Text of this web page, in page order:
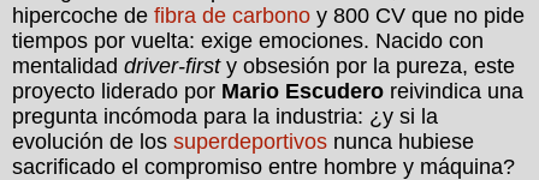
hipercoche de fibra de carbono y 800 CV que no pide
tiempos por vuelta: exige emociones. Nacido con
mentalidad driver-firsty obsesión por la pureza, este
proyecto liderado por Mario Escudero reivindica una
pregunta incómoda para la industria: ¿y si la
evolución de los superdeportivos nunca hubiese
sacrificado el compromiso entre hombre y máquina?